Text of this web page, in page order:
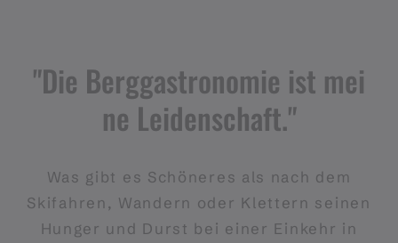
"Die Berggastronomie ist mei
ne Leidenschaft."
Was gibt es Schöneres als nach dem
Skifahren, Wandern oder Klettern seinen
Hunger und Durst bei einer Einkehr in